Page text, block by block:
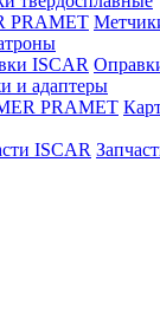
PRAMET
ISCAR
и адаптеры
PRAMET
ISCAR